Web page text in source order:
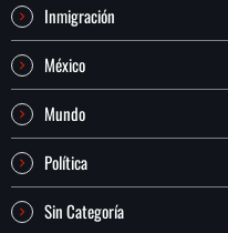
Inmigración
México
Mundo
Política
Sin Categoría